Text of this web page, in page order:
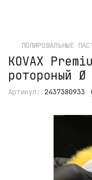
ПОЛИРОВАЛЬНЫЕ
KOVAX
ротороный Ø
Артикул: 2437380933